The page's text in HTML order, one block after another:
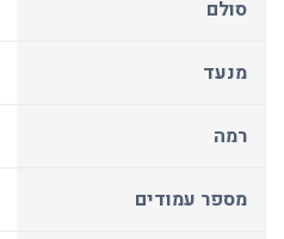
סולם
מנעד
רמה
מספר עמודים